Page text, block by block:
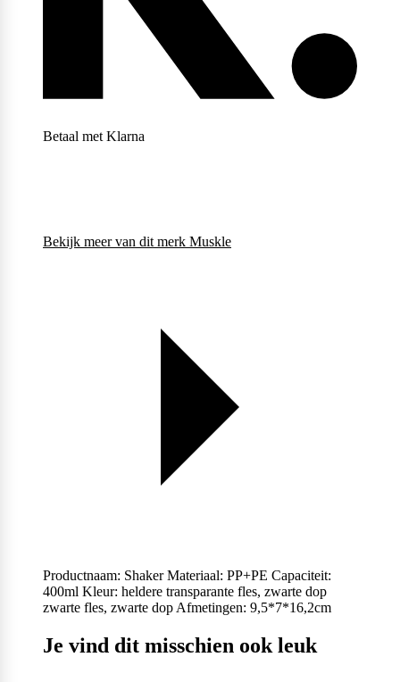
Betaal met Klarna
Bekijk meer van dit merk Muskle
Productnaam: Shaker Materiaal: PP+PE Capaciteit:
400ml Kleur: heldere transparante fles, zwarte dop
zwarte fles, zwarte dop Afmetingen: 9,5*7*16,2cm
Je vind dit misschien ook leuk